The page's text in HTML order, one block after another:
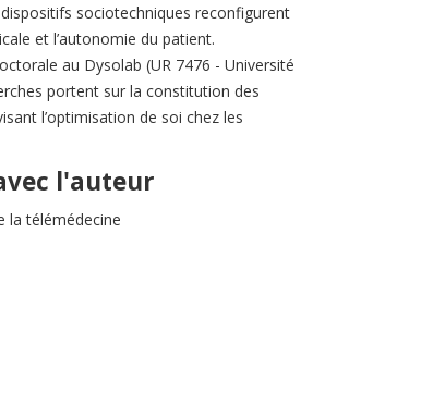
sociotechniques reconfigurent
et l’autonomie du patient.
au Dysolab (UR 7476 - Université
portent sur la constitution des
l’optimisation de soi chez les
l'auteur
la télémédecine